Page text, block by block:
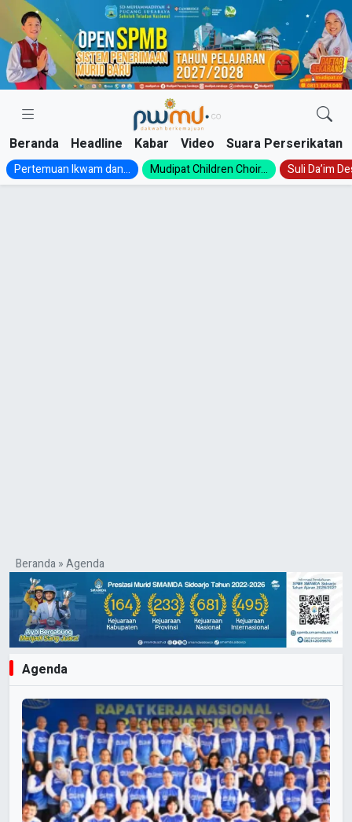
Skip
content
Beranda Headline Kabar Video Suara Perserikatan
Pertemuan Ikwam dan... Mudipat Children Choir... Suli Da’im
Beranda»Agenda
Agenda